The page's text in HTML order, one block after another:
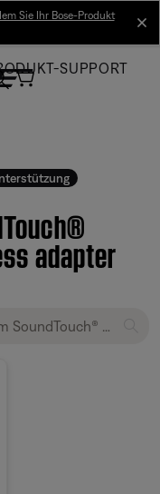
Sie Ihr Bose-Produkt
SUPPORT
adapter